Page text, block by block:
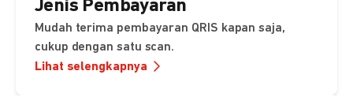
Jenis Pembayaran
Mudah terima pembayaran QRIS kapan saja,
cukup dengan satu scan.
Lihat selengkapnya